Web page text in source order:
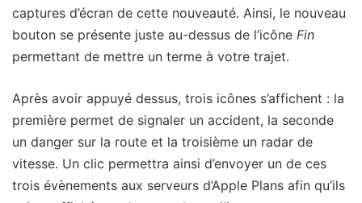
captures d’écran de cette nouveauté. Ainsi, le nouveau
bouton se présente juste au-dessus de l’icône Fin
permettant de mettre un terme à votre trajet.
Après avoir appuyé dessus, trois icônes s’affichent : la
première permet de signaler un accident, la seconde
un danger sur la route et la troisième un radar de
vitesse. Un clic permettra ainsi d’envoyer un de ces
trois évènements aux serveurs d’Apple Plans afin qu’ils